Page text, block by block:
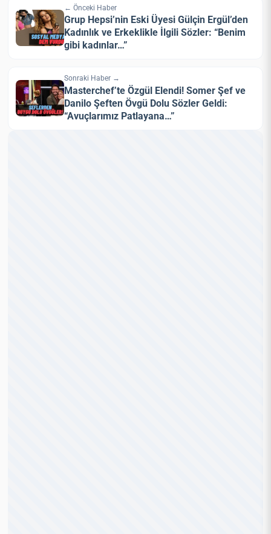
← Önceki Haber
Grup Hepsi’nin Eski Üyesi Gülçin Ergül’den
Kadınlık ve Erkeklikle İlgili Sözler: “Benim
gibi kadınlar…”
Sonraki Haber →
Masterchef’te Özgül Elendi! Somer Şef ve
Danilo Şeften Övgü Dolu Sözler Geldi:
“Avuçlarımız Patlayana…”